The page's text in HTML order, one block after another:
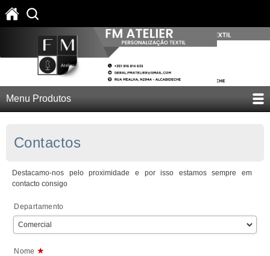
Menu Produtos
Contactos
Destacamo-nos pelo proximidade e por isso estamos sempre em
contacto consigo
Departamento
Nome ★